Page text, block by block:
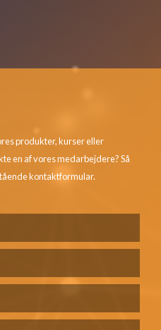
produkter, kurser eller
en af vores medarbejdere? Så
kontaktformular.